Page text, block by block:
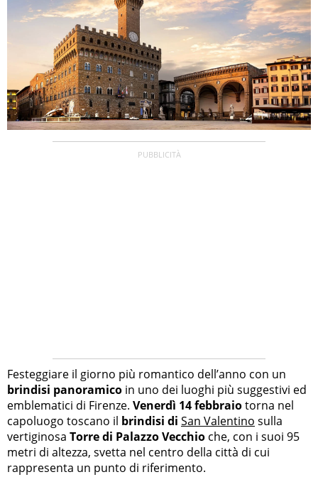
Festeggiare il giorno più romantico dell’anno con un
brindisi panoramico in uno dei luoghi più suggestivi ed
emblematici di Firenze. Venerdì 14 febbraiotorna nel
capoluogo toscano il brindisi di San Valentino sulla
vertiginosa Torre di Palazzo Vecchio che, con i suoi 95
metri di altezza, svetta nel centro della città di cui
rappresenta un punto di riferimento.